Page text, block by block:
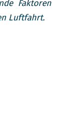
Faktoren
Luftfahrt.